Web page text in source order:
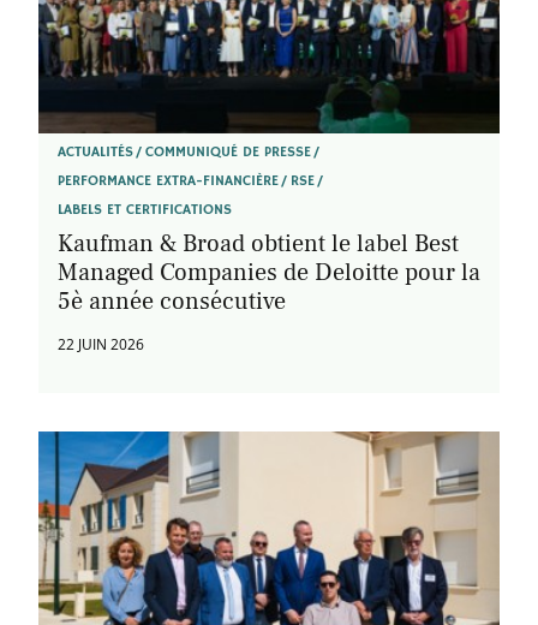
ACTUALITÉS
COMMUNIQUÉ DE PRESSE
PERFORMANCE EXTRA-FINANCIÈRE
RSE
LABELS ET CERTIFICATIONS
Kaufman & Broad obtient le label Best
Managed Companies de Deloitte pour la
5è année consécutive
22 JUIN 2026